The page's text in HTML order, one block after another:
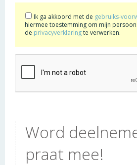
Ik ga akkoord met de gebruiks-
hiermee toestemming om mijn
de privacyverklaringte verwerken.
Word
praat mee!